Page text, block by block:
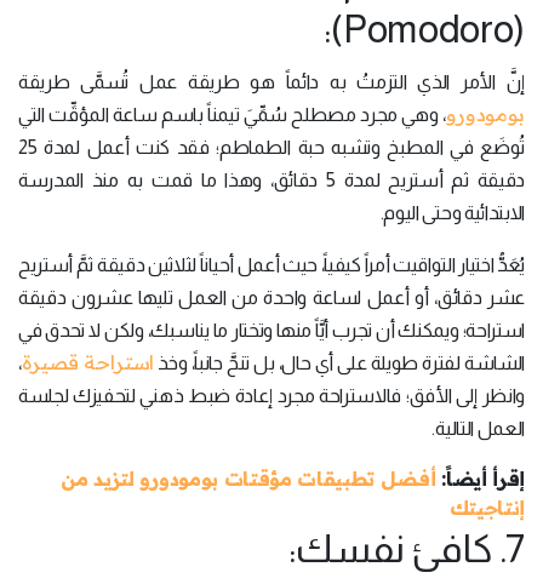
(Pomodoro):
إنَّ الأمر الذي التزمتُ به دائماً هو طريقة عمل تُسمَّى طريقة
بومودورو، وهي مجرد مصطلح سُمِّيَ تيمناً باسم ساعة المؤقِّت التي
تُوضَع في المطبخ وتشبه حبة الطماطم؛ فقد كنت أعمل لمدة 25
دقيقة ثم أستريح لمدة 5 دقائق، وهذا ما قمت به منذ المدرسة
الابتدائية وحتى اليوم.
يُعَدُّ اختيار التواقيت أمراً كيفياً، حيث أعمل أحياناً لثلاثين دقيقة ثمَّ أستريح
عشر دقائق، أو أعمل لساعة واحدة من العمل تليها عشرون دقيقة
استراحة؛ ويمكنك أن تجرب أيَّاً منها وتختار ما يناسبك، ولكن لا تحدق في
الشاشة لفترة طويلة على أي حال، بل تنحَّ جانباً، وخذ استراحة قصيرة،
وانظر إلى الأفق؛ فالاستراحة مجرد إعادة ضبط ذهني لتحفيزك لجلسة
العمل التالية.
إقرأ أيضاً: أفضل تطبيقات مؤقتات بومودورو لتزيد من
إنتاجيتك
7. كافئ نفسك: